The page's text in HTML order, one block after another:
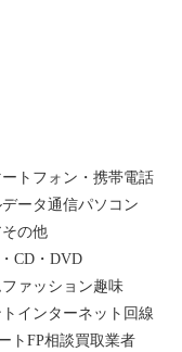
ートフォン・携帯電話
ータ通信パソコン
その他
CD・DVD
ファッション趣味
インターネット回線
ト FP相談買取業者